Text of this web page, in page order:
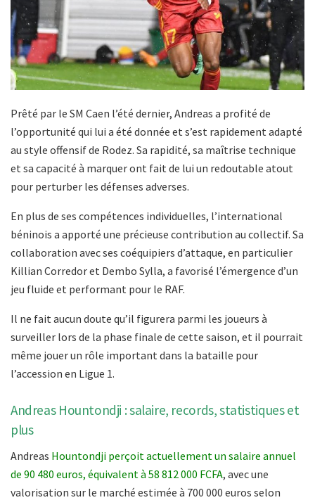
Prêté par le SM Caen l’été dernier, Andreas a profité de
l’opportunité qui lui a été donnée et s’est rapidement adapté
au style offensif de Rodez. Sa rapidité, sa maîtrise technique
et sa capacité à marquer ont fait de lui un redoutable atout
pour perturber les défenses adverses.
En plus de ses compétences individuelles, l’international
béninois a apporté une précieuse contribution au collectif. Sa
collaboration avec ses coéquipiers d’attaque, en particulier
Killian Corredor et Dembo Sylla, a favorisé l’émergence d’un
jeu fluide et performant pour le RAF.
Il ne fait aucun doute qu’il figurera parmi les joueurs à
surveiller lors de la phase finale de cette saison, et il pourrait
même jouer un rôle important dans la bataille pour
l’accession en Ligue 1.
Andreas Hountondji : salaire, records, statistiques et
plus
Andreas Hountondji perçoit actuellement un salaire annuel
de 90 480 euros, équivalent à 58 812 000 FCFA, avec une
valorisation sur le marché estimée à 700 000 euros selon